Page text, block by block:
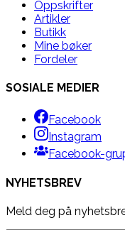
Oppskrifter
Artikler
Butikk
Mine bøker
Fordeler
SOSIALE MEDIER
Facebook
Instagram
Facebook-
NYHETSBREV
Meld deg på